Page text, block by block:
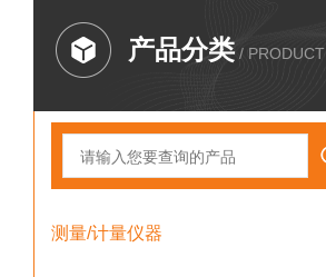
产品分类 / PRODUCT
测量/计量仪器